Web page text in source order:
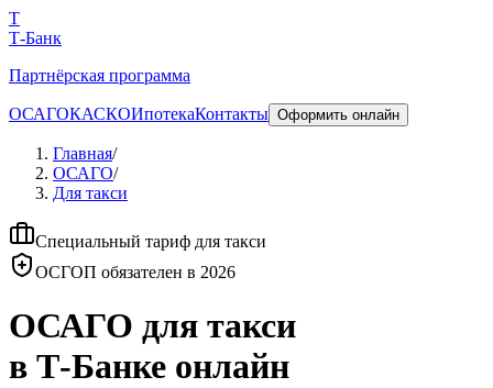
T
Т-Банк
Партнёрская программа
ОСАГОКАСКОИпотекаКонтакты Оформить онлайн
Главная/
ОСАГО/
Для такси
Специальный тариф для такси
ОСГОП обязателен в 2026
ОСАГО для такси
в Т-Банке онлайн